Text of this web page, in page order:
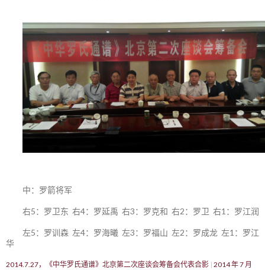
中：罗箭将军
右5：罗卫东 右4：罗延禹 右3：罗克和 右2：罗卫 右1：罗江润
左5：罗训森 左4：罗海曦 左3：罗福山 左2：罗成龙 左1：罗江
华
2014.7.27，《中华罗氏通谱》北京第二次座谈会筹备会代表合影 2014 年 7 月